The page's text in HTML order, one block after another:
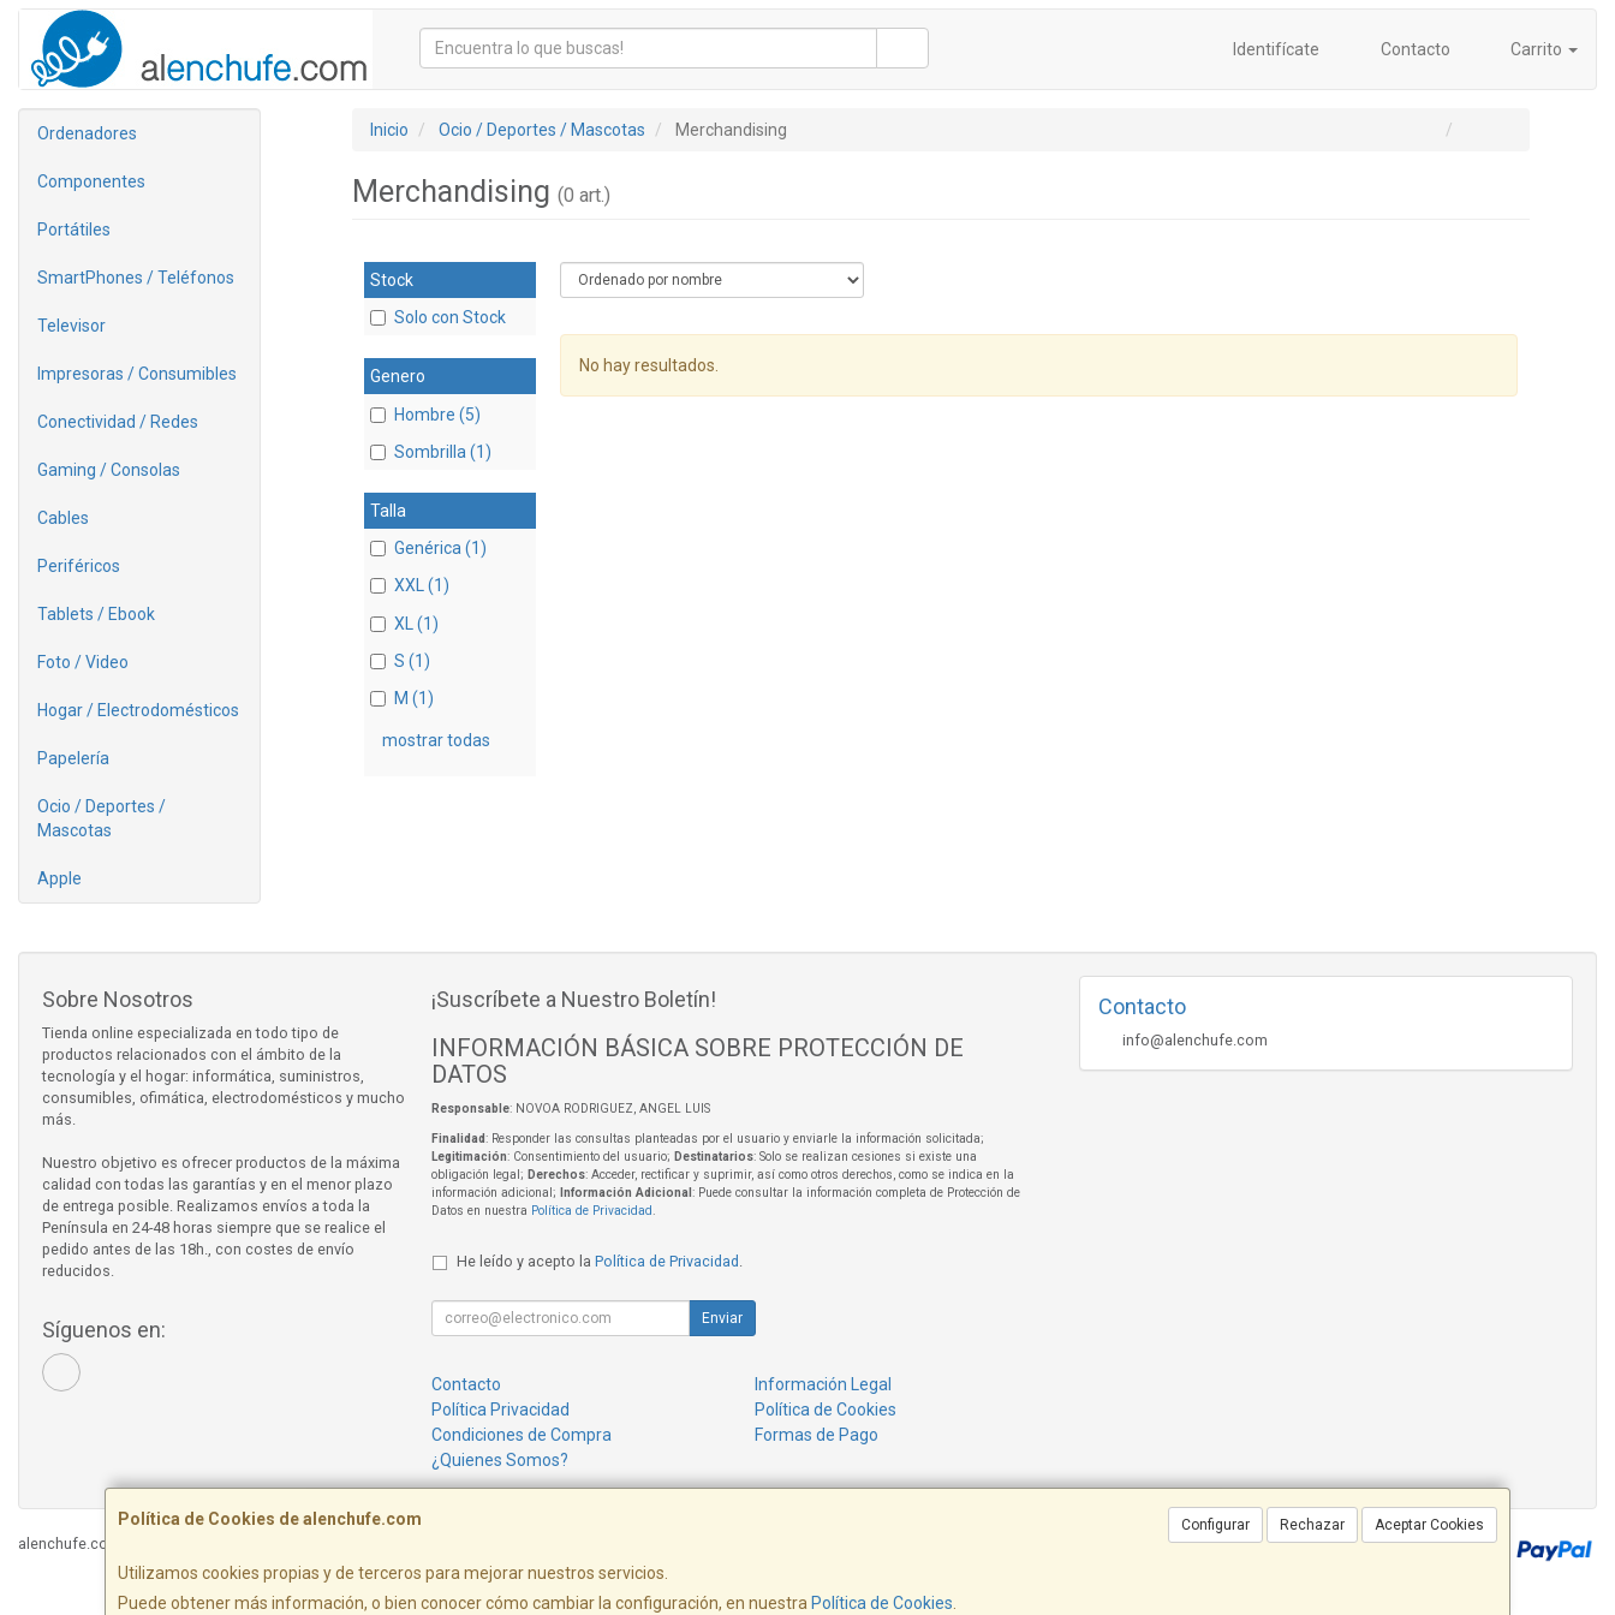
Identifícate Contacto Carrito
Ordenadores
Componentes
Portátiles
SmartPhones / Teléfonos
Televisor
Impresoras / Consumibles
Conectividad / Redes
Gaming / Consolas
Cables
Periféricos
Tablets / Ebook
Foto / Video
Hogar / Electrodomésticos
Papelería
Ocio / Deportes /
Mascotas
Apple
Inicio Ocio / Deportes / Mascotas Merchandising
Merchandising (0 art.)
Stock
Solo con Stock
Genero
Hombre (5)
Sombrilla (1)
Talla
Genérica (1)
XXL (1)
XL (1)
S (1)
M (1)
mostrar todas
No hay resultados.
Política de Cookies de alenchufe.com Configurar Rechazar Aceptar Cookies
Utilizamos cookies propias y de terceros para mejorar nuestros servicios.
Puede obtener más información, o bien conocer cómo cambiar la configuración, en nuestra Política de Cookies
Sobre Nosotros
Tienda online especializada en todo tipo de
productos relacionados con el ámbito de la
tecnología y el hogar: informática, suministros,
consumibles, ofimática, electrodomésticos y mucho
más.
Nuestro objetivo es ofrecer productos de la máxima
calidad con todas las garantías y en el menor plazo
de entrega posible. Realizamos envíos a toda la
Península en 24-48 horas siempre que se realice el
pedido antes de las 18h., con costes de envío
reducidos.
Síguenos en:
¡Suscríbete a Nuestro Boletín!
INFORMACIÓN BÁSICA SOBRE PROTECCIÓN DE
DATOS
Responsable: NOVOA RODRIGUEZ, ANGEL LUIS
Finalidad: Responder las consultas planteadas por el usuario y enviarle la información solicitada;
Legitimación: Consentimiento del usuario; Destinatarios: Solo se realizan cesiones si existe una
obligación legal; Derechos: Acceder, rectificar y suprimir, así como otros derechos, como se indica en la
información adicional;
Información Adicional : Puede consultar la información completa de Protección de
Datos en nuestra Política de Privacidad
He leído y acepto la Política de Privacidad .
Enviar
Contacto
Información Legal
Política Privacidad
Política de Cookies
Condiciones de Compra
Formas de Pago
¿Quienes Somos?
Contacto
info@alenchufe.com
alenchufe.com © 2026